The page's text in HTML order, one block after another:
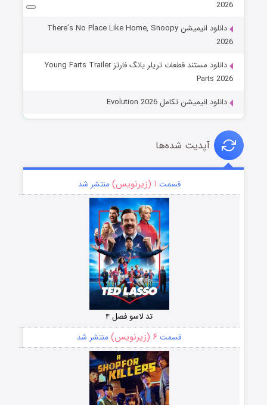
2026
دانلود انیمیشن There’s No Place Like Home, Snoopy
2026
دانلود مستند قطعات تریلر یانگ فارتز Young Farts Trailer
Parts 2026
دانلود انیمیشن تکامل Evolution 2026
آپدیت شده‌ها
قسمت ۱ (زیرنویس) منتشر شد
تد لاسو فصل ۴
قسمت ۶ (زیرنویس) منتشر شد